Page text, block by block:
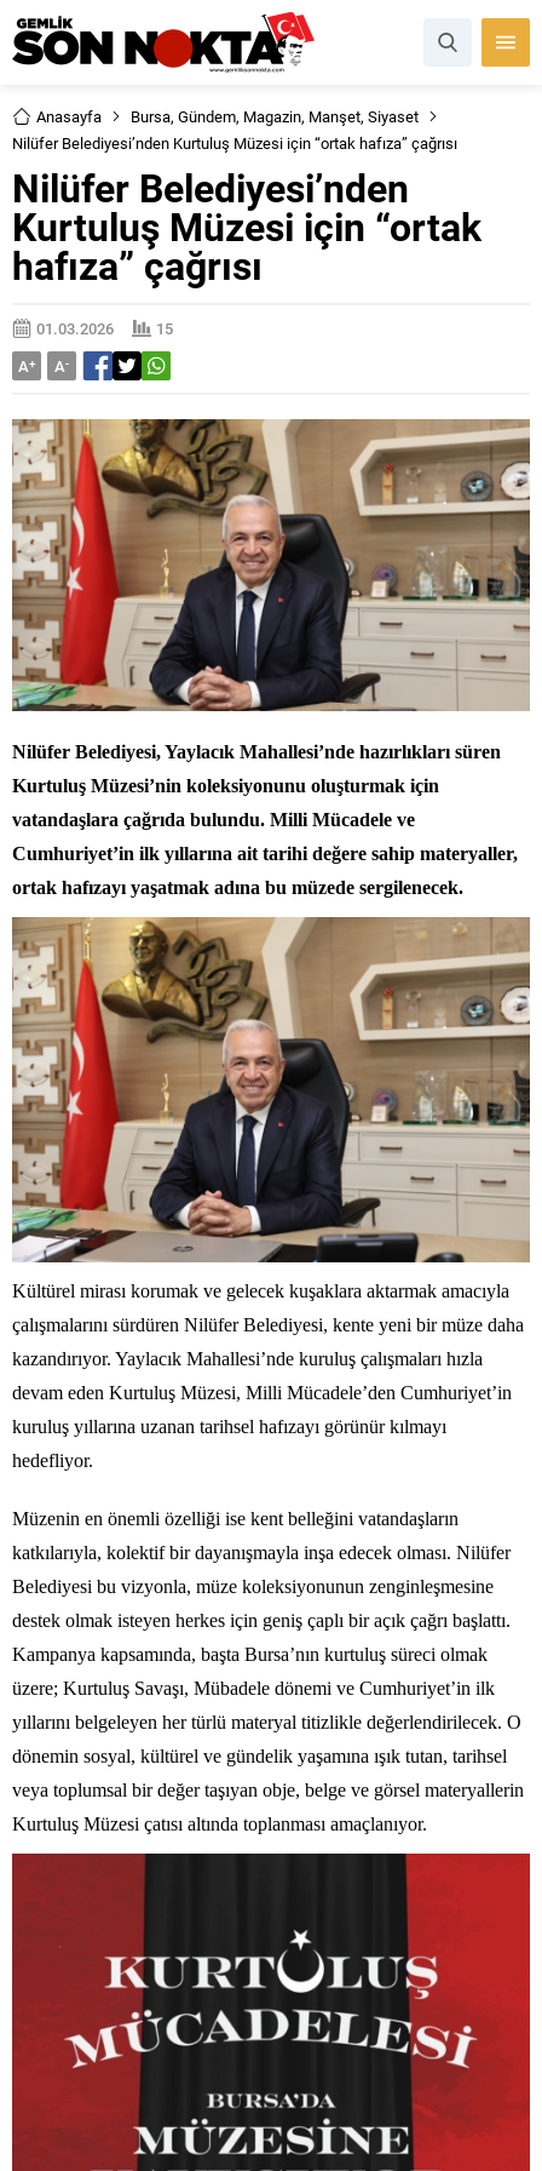
Anasayfa Bursa, Gündem, Magazin, Manşet, Siyaset
Nilüfer Belediyesi’nden Kurtuluş Müzesi için “ortak hafıza” çağrısı
Nilüfer Belediyesi’nden
Kurtuluş Müzesi için “ortak
hafıza” çağrısı
01.03.2026
15
A+ A-
Nilüfer Belediyesi, Yaylacık Mahallesi’nde hazırlıkları süren
Kurtuluş Müzesi’nin koleksiyonunu oluşturmak için
vatandaşlara çağrıda bulundu. Milli Mücadele ve
Cumhuriyet’in ilk yıllarına ait tarihi değere sahip materyaller,
ortak hafızayı yaşatmak adına bu müzede sergilenecek.
Kültürel mirası korumak ve gelecek kuşaklara aktarmak amacıyla
çalışmalarını sürdüren Nilüfer Belediyesi, kente yeni bir müze daha
kazandırıyor. Yaylacık Mahallesi’nde kuruluş çalışmaları hızla
devam eden Kurtuluş Müzesi, Milli Mücadele’den Cumhuriyet’in
kuruluş yıllarına uzanan tarihsel hafızayı görünür kılmayı
hedefliyor.
Müzenin en önemli özelliği ise kent belleğini vatandaşların
katkılarıyla, kolektif bir dayanışmayla inşa edecek olması. Nilüfer
Belediyesi bu vizyonla, müze koleksiyonunun zenginleşmesine
destek olmak isteyen herkes için geniş çaplı bir açık çağrı başlattı.
Kampanya kapsamında, başta Bursa’nın kurtuluş süreci olmak
üzere; Kurtuluş Savaşı, Mübadele dönemi ve Cumhuriyet’in ilk
yıllarını belgeleyen her türlü materyal titizlikle değerlendirilecek. O
dönemin sosyal, kültürel ve gündelik yaşamına ışık tutan, tarihsel
veya toplumsal bir değer taşıyan obje, belge ve görsel materyallerin
Kurtuluş Müzesi çatısı altında toplanması amaçlanıyor.